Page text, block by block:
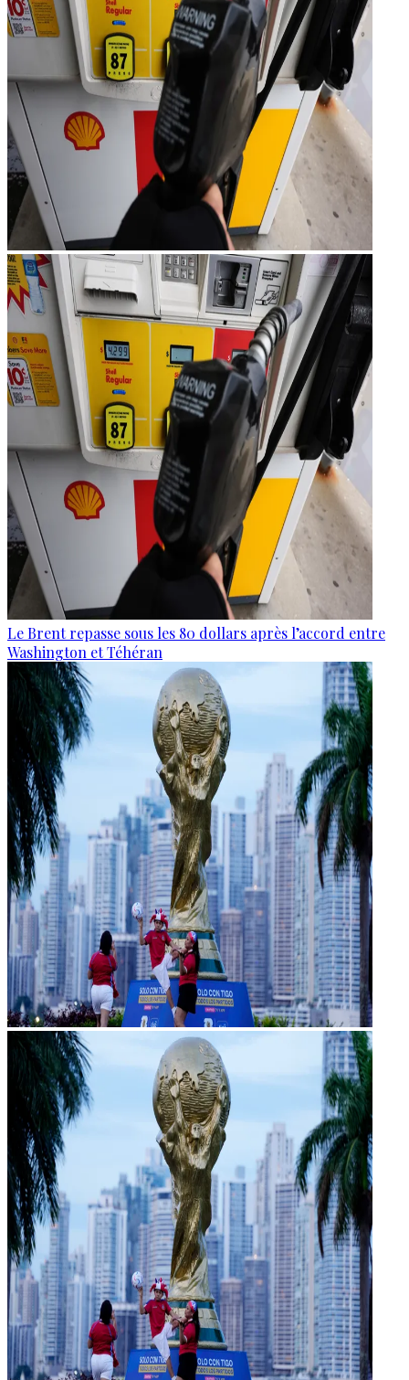
Le Brent repasse sous les 80 dollars après l’accord entre
Washington et Téhéran